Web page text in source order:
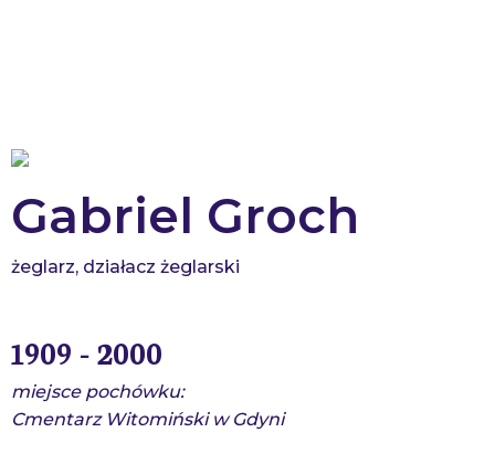
Gabriel Groch
żeglarz, działacz żeglarski
1909 - 2000
miejsce pochówku:
Cmentarz Witomiński w Gdyni